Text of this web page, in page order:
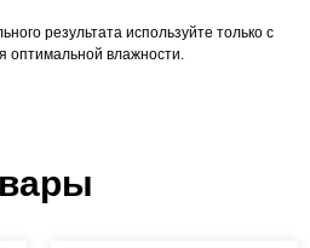
результата используйте только с
оптимальной влажности.